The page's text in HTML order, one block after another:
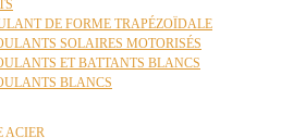
DE FORME TRAPÉZOÏDALE
SOLAIRES MOTORISÉS
ET BATTANTS BLANCS
BLANCS
ACIER